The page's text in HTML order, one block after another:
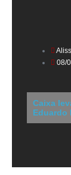
08/
Caixa
Eduardo